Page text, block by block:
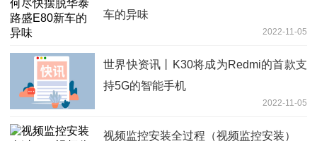
车的异味
2022-11-05
世界快资讯丨K30将成为Redmi的首款支
持5G的智能手机
2022-11-05
视频监控安装全过程（视频监控安装）